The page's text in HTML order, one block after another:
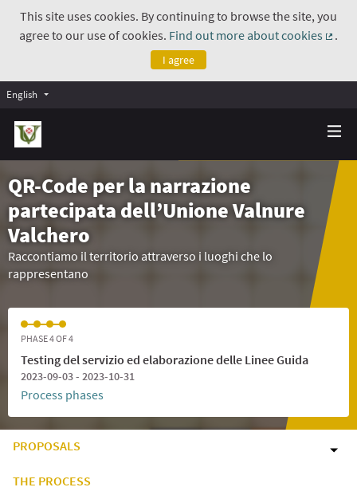
This site uses cookies. By continuing to browse the site, you
agree to our use of cookies. Find out more about cookies
.
I agree
English
QR-Code per la narrazione
partecipata dell’Unione Valnure
Valchero
Raccontiamo il territorio attraverso i luoghi che lo
rappresentano
PHASE 4 OF 4
Testing del servizio ed elaborazione delle Linee Guida
2023-09-03 - 2023-10-31
Process phases
PROPOSALS
THE PROCESS